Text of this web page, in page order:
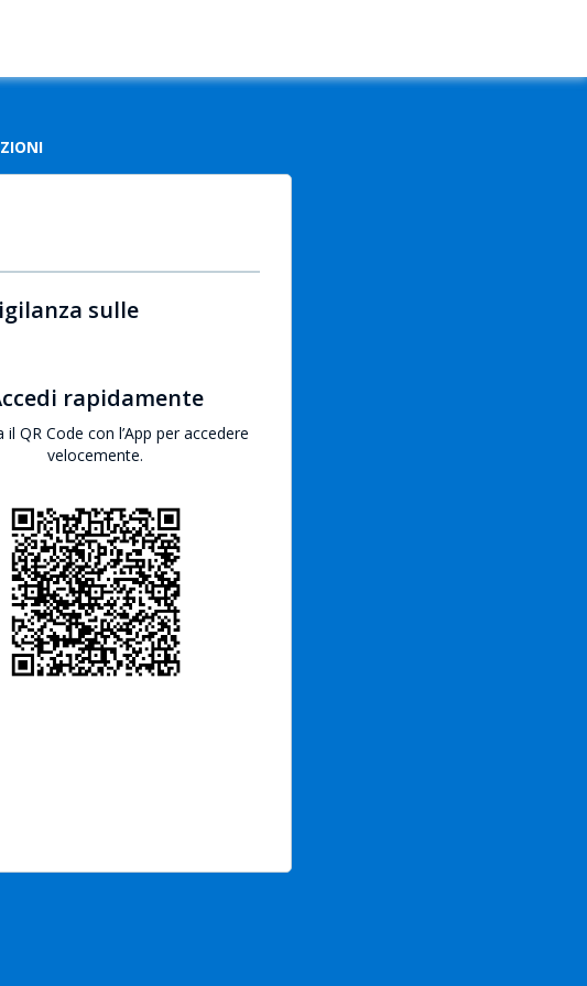
sulle
rapidamente
il QR Code con l’App per accedere
velocemente.